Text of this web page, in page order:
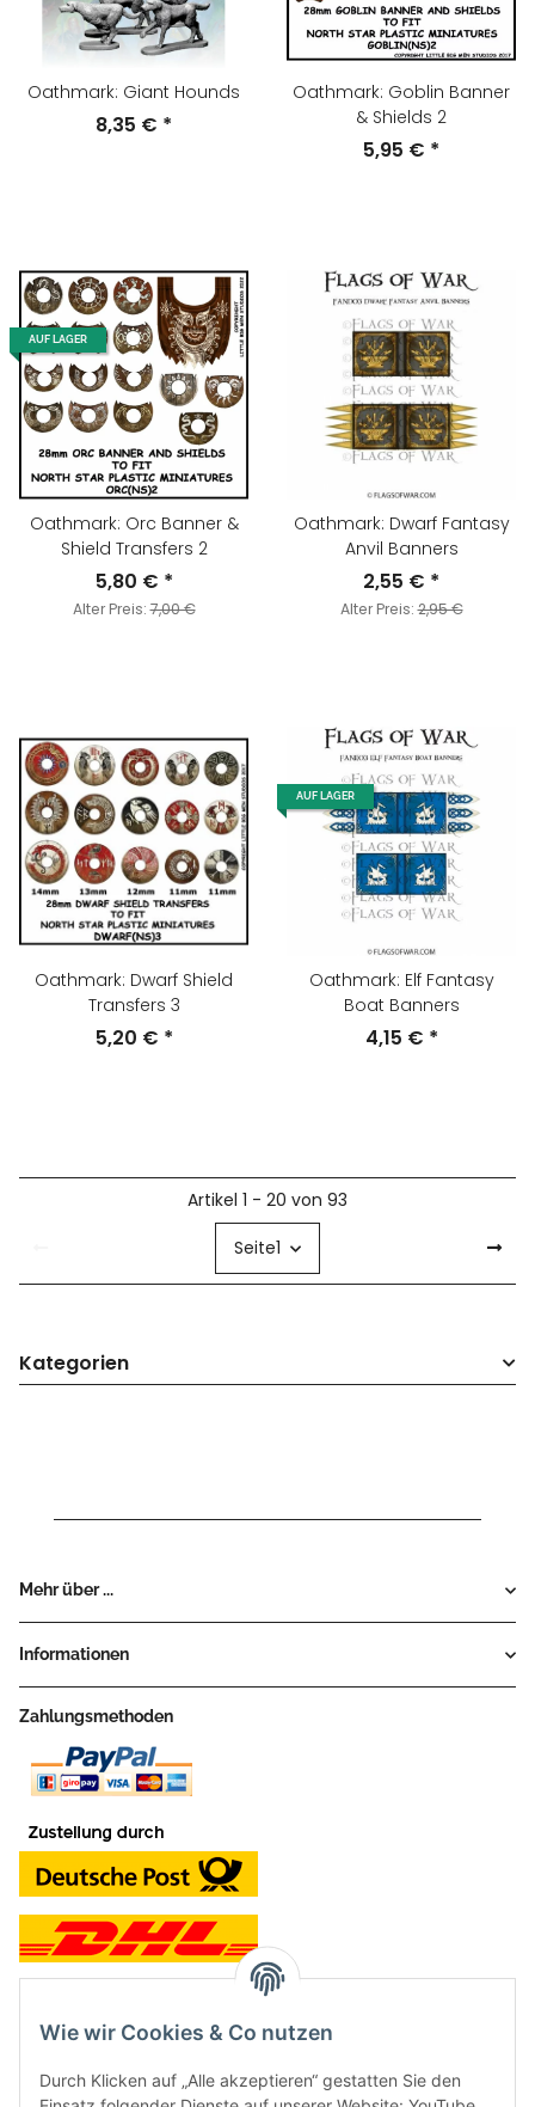
Oathmark: Giant Hounds
8,35 € *
Oathmark: Goblin Banner
& Shields 2
5,95 € *
AUF LAGER
Oathmark: Orc Banner &
Shield Transfers 2
5,80 € *
Alter Preis:7,00 €
Oathmark: Dwarf Fantasy
Anvil Banners
2,55 € *
Alter Preis:2,95 €
Oathmark: Dwarf Shield
Transfers 3
5,20 € *
AUF LAGER
Oathmark: Elf Fantasy
Boat Banners
4,15 € *
Artikel 1 - 20 von 93
Seite1
Kategorien
Mehr über ...
Informationen
Zahlungsmethoden
Neben dem Onlineshop haben wir ein Ladengeschäft in Hütten:
Wie wir Cookies & Co nutzen
Durch Klicken auf „Alle akzeptieren“ gestatten Sie den